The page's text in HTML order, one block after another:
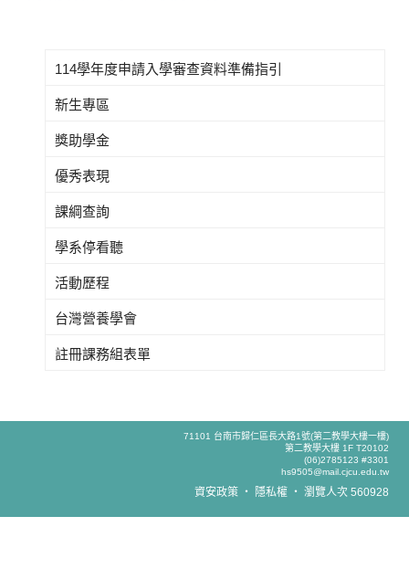
114學年度申請入學審查資料準備指引
新生專區
獎助學金
優秀表現
課綱查詢
學系停看聽
活動歷程
台灣營養學會
註冊課務組表單
71101 台南市歸仁區長大路1號(第二教學大樓一樓)
第二教學大樓 1F T20102
(06)2785123 #3301
hs9505@mail.cjcu.edu.tw
資安政策 ‧ 隱私權 ‧ 瀏覽人次 560928